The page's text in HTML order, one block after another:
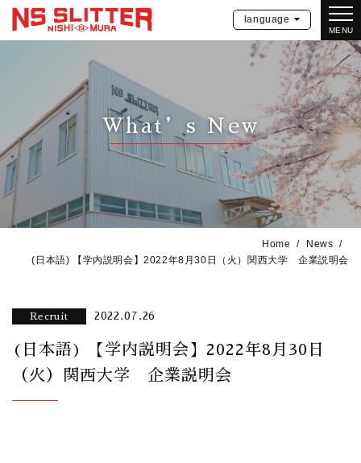
MENU
language
What’s New
Home
News
(日本語) 【学内説明会】2022年8月30日（火）関西大学 企業説明会
Recruit 2022.07.26
(日本語) 【学内説明会】2022年8月30日
（火）関西大学 企業説明会